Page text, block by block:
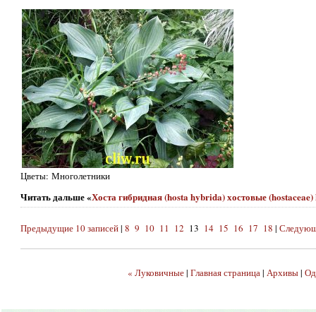
Цветы: Многолетники
Читать дальше «Хоста гибридная (hosta hybrida) хостовые
Предыдущие 10 записей| 8 9 10 11 12 13 14 15 16 17 18 |
« Луковичные| Главная страница| Архивы|